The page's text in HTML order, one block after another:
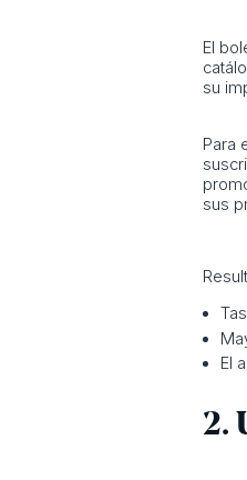
El
su
Para
sus
El
2.